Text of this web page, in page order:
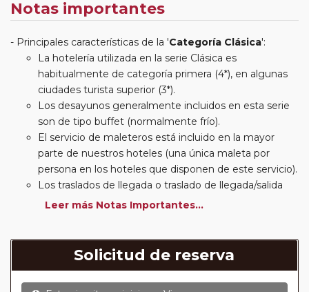
Notas importantes
Principales características de la 'Categoría Clásica':
La hotelería utilizada en la serie Clásica es
habitualmente de categoría primera (4*), en algunas
ciudades turista superior (3*).
Los desayunos generalmente incluidos en esta serie
son de tipo buffet (normalmente frío).
El servicio de maleteros está incluido en la mayor
parte de nuestros hoteles (una única maleta por
persona en los hoteles que disponen de este servicio).
Los traslados de llegada o traslado de llegada/salida
estarán incluidos según itinerario.
suplemento de media pensión (incluirá un número de
almuerzos o cenas señalado en su itinerario).
En muchos itinerarios le incluimos algunas cenas. En
Leer más Notas Importantes...
Solicitud de reserva